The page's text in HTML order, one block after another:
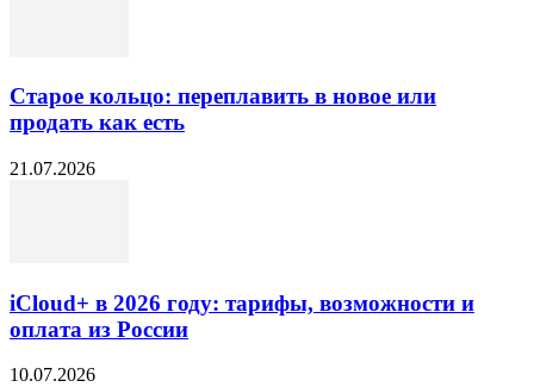
Старое кольцо: переплавить в новое или
продать как есть
21.07.2026
iCloud+ в 2026 году: тарифы, возможности и
оплата из России
10.07.2026